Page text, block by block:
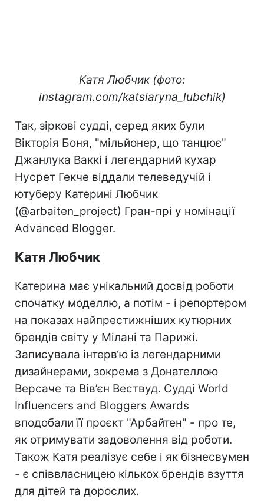
Катя Любчик (фото:
instagram.com/katsiaryna_lubchik)
Так, зіркові судді, серед яких були
Вікторія Боня, "мільйонер, що танцює"
Джанлука Ваккі і легендарний кухар
Нусрет Гекче віддали телеведучій і
ютуберу Катерині Любчик
(@arbaiten_project) Гран-прі у номінації
Advanced Blogger.
Катя Любчик
Катерина має унікальний досвід роботи
спочатку моделлю, а потім - і репортером
на показах найпрестижніших кутюрних
брендів світу у Мілані та Парижі.
Записувала інтерв‘ю із легендарними
дизайнерами, зокрема з Донателлою
Версаче та Вів’єн Вествуд. Судді World
Influencers and Bloggers Awards
вподобали її проєкт "Арбайтен" - про те,
як отримувати задоволення від роботи.
Також Катя реалізує себе і як бізнесвумен
- є співвласницею кількох брендів взуття
для дітей та дорослих.